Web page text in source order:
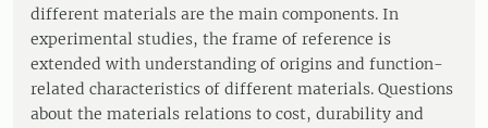
different materials are the main components. In
experimental studies, the frame of reference is
extended with understanding of origins and function-
related characteristics of different materials. Questions
about the materials relations to cost, durability and